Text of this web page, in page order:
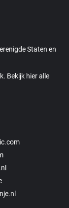
Staten en
Bekijk hier alle